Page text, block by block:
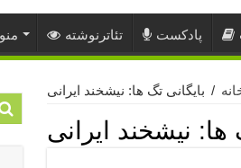
تئاترنوشته پادکست
/ بایگانی تگ ها: نیشخند ایرانی
ها: نیشخند ایرانی